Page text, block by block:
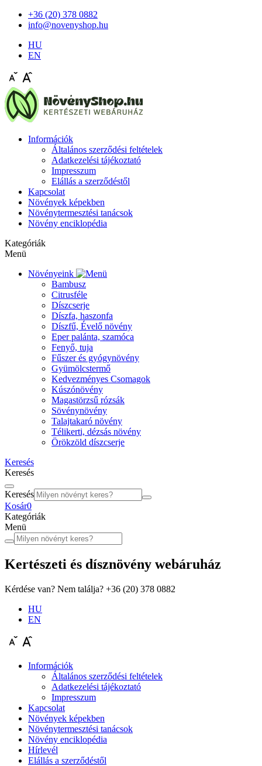
+36 (20) 378 0882
info@novenyshop.hu
HU
EN
Információk
Általános szerződési feltételek
Adatkezelési tájékoztató
Impresszum
Elállás a szerződéstől
Kapcsolat
Növények képekben
Növénytermesztési tanácsok
Növény enciklopédia
Kategóriák
Menü
Növényeink
Bambusz
Citrusféle
Díszcserje
Díszfa, haszonfa
Díszfű, Évelő növény
Eper palánta, szamóca
Fenyő, tuja
Fűszer és gyógynövény
Gyümölcstermő
Kedvezményes Csomagok
Kúszónövény
Magastörzsű rózsák
Sövénynövény
Talajtakaró növény
Télikerti, dézsás növény
Örökzöld díszcserje
Keresés
Keresés
Keresés
Kosár0
Kategóriák
Menü
Kertészeti és dísznövény webáruház
Kérdése van? Nem találja? +36 (20) 378 0882
HU
EN
Információk
Általános szerződési feltételek
Adatkezelési tájékoztató
Impresszum
Kapcsolat
Növények képekben
Növénytermesztési tanácsok
Növény enciklopédia
Hírlevél
Elállás a szerződéstől